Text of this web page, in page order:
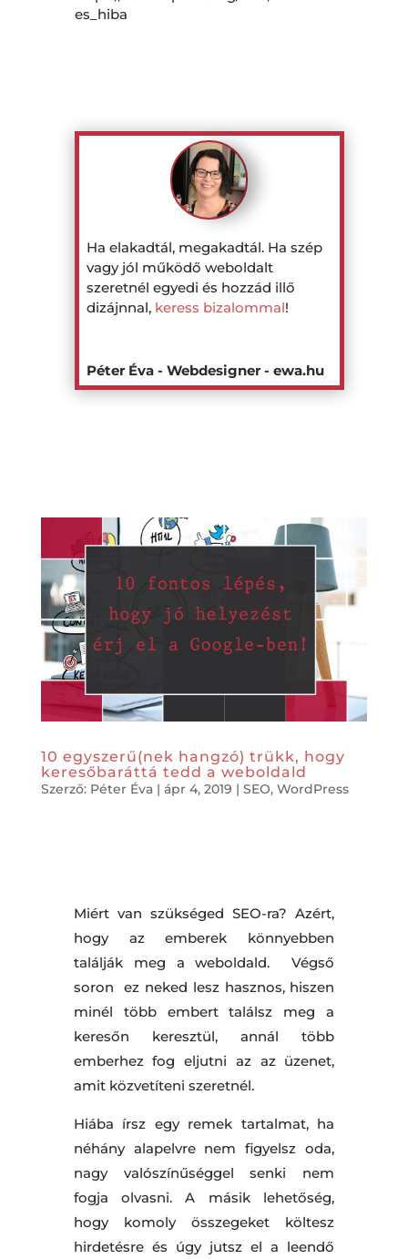
es_hiba
Ha elakadtál, megakadtál. Ha szép
vagy jól működő weboldalt
szeretnél egyedi és hozzád illő
dizájnnal, keress bizalommal!
Péter Éva - Webdesigner - ewa.hu
10 egyszerű(nek hangzó) trükk, hogy
keresőbaráttá tedd a weboldald
Szerző: Péter Éva| ápr 4, 2019 | SEO, WordPress
Miért van szükséged SEO-ra? Azért,
hogy az emberek könnyebben
találják meg a weboldald. Végső
soron ez neked lesz hasznos, hiszen
minél több embert találsz meg a
keresőn keresztül, annál több
emberhez fog eljutni az az üzenet,
amit közvetíteni szeretnél.
Hiába írsz egy remek tartalmat, ha
néhány alapelvre nem figyelsz oda,
nagy valószínűséggel senki nem
fogja olvasni. A másik lehetőség,
hogy komoly összegeket költesz
hirdetésre és úgy jutsz el a leendő